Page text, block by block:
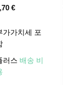
€
가가치세 포
러스 배송 비